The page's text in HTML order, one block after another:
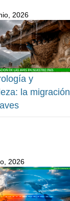
2026
y
la migración
2026